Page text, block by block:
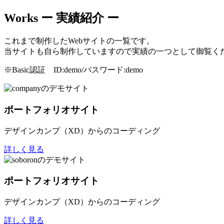
Works ー 実績紹介 ー
これまで制作したWebサイトの一覧です。
当サイトも自ら制作していますので実績の一つとして御覧く
※Basic認証 ID:demo/パスワード:demo
ポートフォリオサイト
デザインカンプ（XD）からのコーディング
詳しく見る
ポートフォリオサイト
デザインカンプ（XD）からのコーディング
詳しく見る